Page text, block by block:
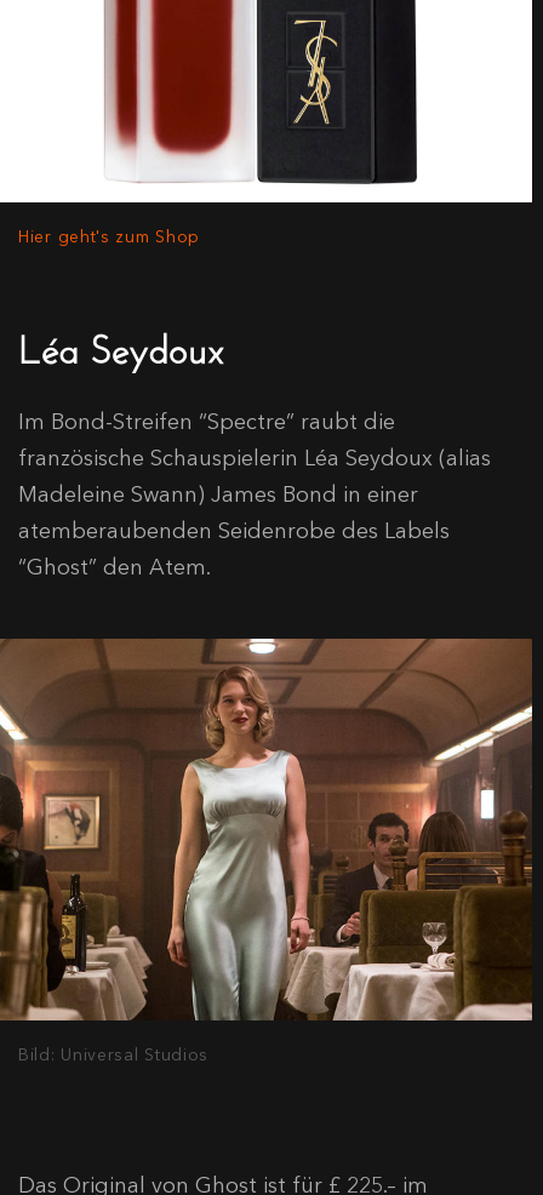
Hier geht's zum Shop
Léa Seydoux
Im Bond-Streifen “Spectre” raubt die
französische Schauspielerin Léa Seydoux (alias
Madeleine Swann) James Bond in einer
atemberaubenden Seidenrobe des Labels
“Ghost” den Atem.
Bild: Universal Studios
Das Original von Ghost ist für £ 225.– im